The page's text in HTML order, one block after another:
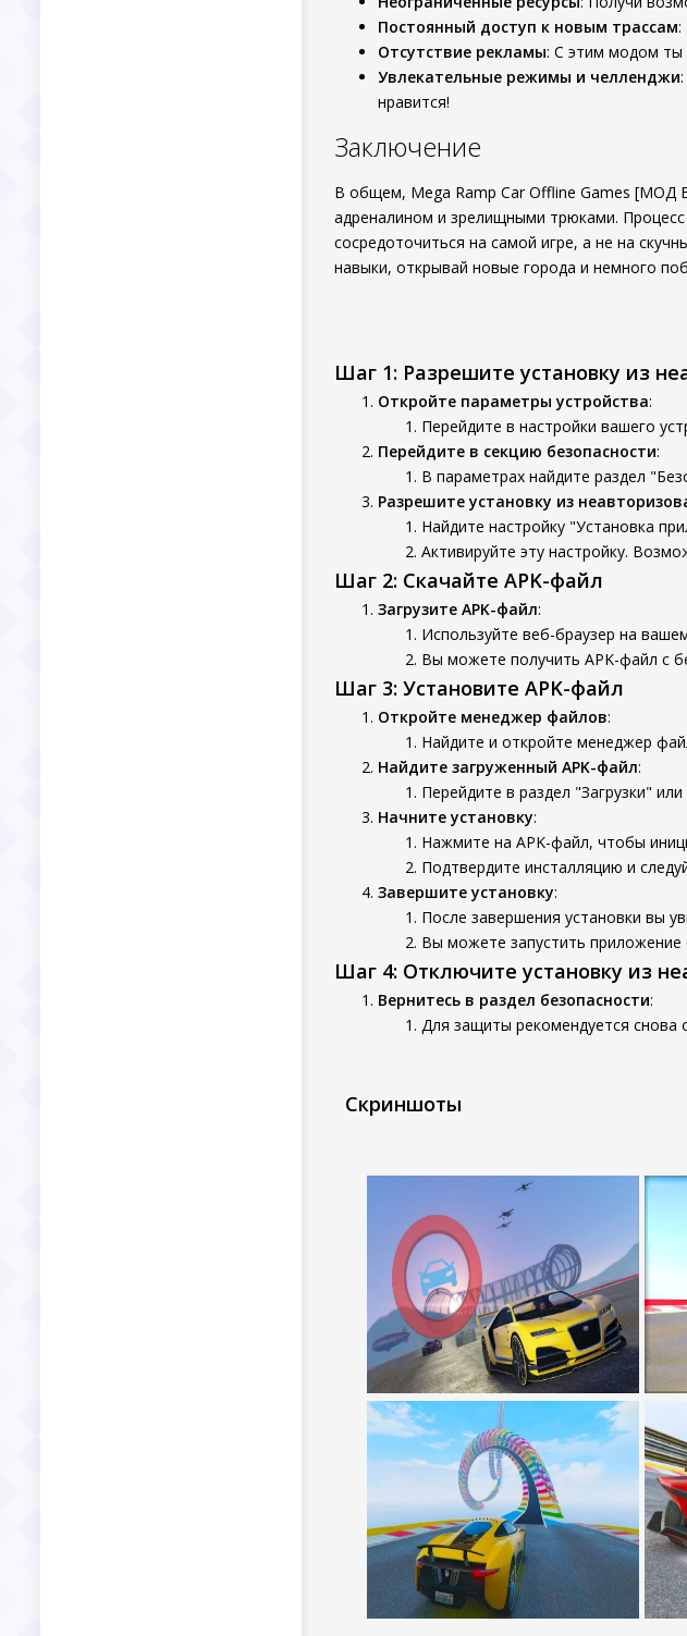
Постоянный доступ к новым трассам:
Отсутствие рекламы: С этим модом ты
Увлекательные режимы и челленджи
нравится!
Заключение
В общем, Mega Ramp Car Offline Games [МОД
адреналином и зрелищными трюками.
сосредоточиться на самой игре, а не на
навыки, открывай новые города и немного
Шаг 1: Разрешите установку из
Откройте параметры устройства:
Перейдите в настройки вашего
Перейдите в секцию безопасности:
В параметрах найдите раздел
Разрешите установку из
Найдите настройку "Установка
Активируйте эту настройку.
Шаг 2: Скачайте APK-файл
Загрузите APK-файл:
Используйте веб-браузер на
Вы можете получить APK-файл с
Шаг 3: Установите APK-файл
Откройте менеджер файлов:
Найдите и откройте менеджер
Найдите загруженный APK-файл:
Перейдите в раздел "Загрузки"
Начните установку:
Нажмите на APK-файл, чтобы
Подтвердите инсталляцию и
Завершите установку:
После завершения установки вы
Вы можете запустить приложение
Шаг 4: Отключите установку из
Вернитесь в раздел безопасности:
Для защиты рекомендуется снова
Скриншоты